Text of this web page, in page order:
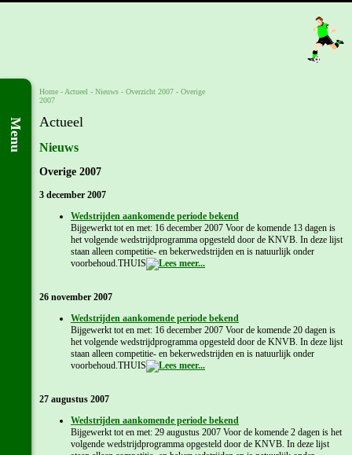
Menu
Home - Actueel - Nieuws - Overzicht 2007 - Overige
2007
Actueel
Nieuws
Overige 2007
3 december 2007
Wedstrijden aankomende periode bekend
Bijgewerkt tot en met: 16 december 2007 Voor de komende 13 dagen is
het volgende wedstrijdprogramma opgesteld door de KNVB. In deze lijst
staan alleen competitie- en bekerwedstrijden en is natuurlijk onder
voorbehoud.THUIS
26 november 2007
Wedstrijden aankomende periode bekend
Bijgewerkt tot en met: 16 december 2007 Voor de komende 20 dagen is
het volgende wedstrijdprogramma opgesteld door de KNVB. In deze lijst
staan alleen competitie- en bekerwedstrijden en is natuurlijk onder
voorbehoud.THUIS
27 augustus 2007
Wedstrijden aankomende periode bekend
Bijgewerkt tot en met: 29 augustus 2007 Voor de komende 2 dagen is het
volgende wedstrijdprogramma opgesteld door de KNVB. In deze lijst